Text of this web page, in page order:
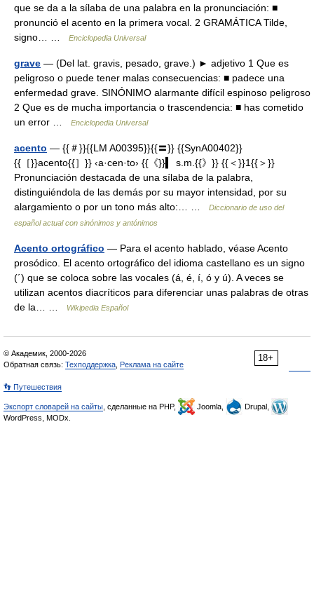
que se da a la sílaba de una palabra en la pronunciación: ■
pronunció el acento en la primera vocal. 2 GRAMÁTICA Tilde,
signo… …
Enciclopedia Universal
grave — (Del lat. gravis, pesado, grave.) ► adjetivo 1 Que es
peligroso o puede tener malas consecuencias: ■ padece una
enfermedad grave. SINÓNIMO alarmante difícil espinoso peligroso
2 Que es de mucha importancia o trascendencia: ■ has cometido
un error …
Enciclopedia Universal
acento — {{＃}}{{LM A00395}}{{〓}} {{SynA00402}}
{{［}}acento{{］}} ‹a·cen·to› {{《}}▍ s.m.{{》}} {{＜}}1{{＞}}
Pronunciación destacada de una sílaba de la palabra,
distinguiéndola de las demás por su mayor intensidad, por su
alargamiento o por un tono más alto:… …
Diccionario de uso del
español actual con sinónimos y antónimos
Acento ortográfico — Para el acento hablado, véase Acento
prosódico. El acento ortográfico del idioma castellano es un signo
(´) que se coloca sobre las vocales (á, é, í, ó y ú). A veces se
utilizan acentos diacríticos para diferenciar unas palabras de otras
de la… …
Wikipedia Español
18+
© Академик, 2000-2026
Обратная связь: Техподдержка Реклама на сайте
👣 Путешествия
Экспорт словарей на сайты , сделанные на PHP, Joomla,
Drupal,
WordPress, MODx.